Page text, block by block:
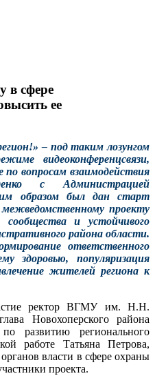
в сфере
ее
– под таким лозунгом
видеоконференцсвязи,
по вопросам взаимодействия
с Администрацией
образом был дан старт
проекту
сообщества и устойчивого
района области.
ответственного
здоровью, популяризация
жителей региона к
ректор ВГМУ им. Н.Н.
Новохоперского района
развитию регионального
работе Татьяна Петрова,
власти в сфере охраны
проекта.